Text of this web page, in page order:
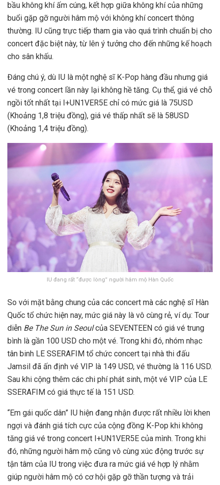
bầu không khí ấm cúng, kết hợp giữa không khí của những
buổi gặp gỡ người hâm mộ với không khí concert thông
thường. IU cũng trực tiếp tham gia vào quá trình chuẩn bị cho
concert đặc biệt này, từ lên ý tưởng cho đến những kế hoạch
cho sân khấu.
Đáng chú ý, dù IU là một nghệ sĩ K-Pop hàng đầu nhưng giá
vé trong concert lần này lại không hề tăng. Cụ thể, giá vé chỗ
ngồi tốt nhất tại I+UN1VER5E chỉ có mức giá là 75USD
(Khoảng 1,8 triệu đồng), giá vé thấp nhất sẽ là 58USD
(Khoảng 1,4 triệu đồng).
IU đang rất “được lòng” người hâm mộ Hàn Quốc
So với mặt bằng chung của các concert mà các nghệ sĩ Hàn
Quốc tổ chức hiện nay, mức giá này là vô cùng rẻ, ví dụ: Tour
diễn Be The Sun in Seoulcủa SEVENTEEN có giá vé trung
bình là gần 100 USD cho một vé. Trong khi đó, nhóm nhạc
tân binh LE SSERAFIM tổ chức concert tại nhà thi đấu
Jamsil đã ấn định vé VIP là 149 USD, vé thường là 116 USD.
Sau khi cộng thêm các chi phí phát sinh, một vé VIP của LE
SSERAFIM có giá thực tế là 151 USD.
“Em gái quốc dân” IU hiện đang nhận được rất nhiều lời khen
ngợi và đánh giá tích cực của cộng đồng K-Pop khi không
tăng giá vé trong concert I+UN1VER5E của mình. Trong khi
đó, những người hâm mộ cũng vô cùng xúc động trước sự
tận tâm của IU trong việc đưa ra mức giá vé hợp lý nhằm
giúp người hâm mộ có cơ hội gặp gỡ thần tượng và trải